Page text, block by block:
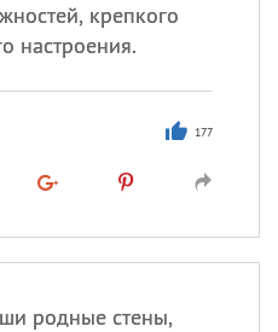
крепкого
настроения.
177
родные стены,
празднуют именины
Кристина
значениеи